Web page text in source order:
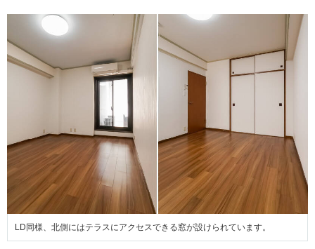
LD同様、北側にはテラスにアクセスできる窓が設けられています。